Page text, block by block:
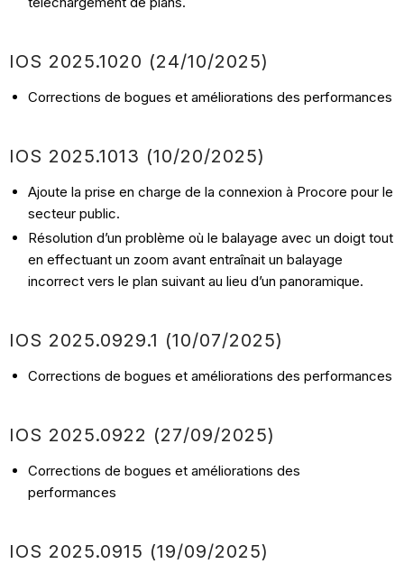
IOS 2025.1020 (24/10/2025)
Corrections de bogues et améliorations des performances
IOS 2025.1013 (10/20/2025)
Ajoute la prise en charge de la connexion à Procore pour le
secteur public.
Résolution d’un problème où le balayage avec un doigt tout
en effectuant un zoom avant entraînait un balayage
incorrect vers le plan suivant au lieu d’un panoramique.
IOS 2025.0929.1 (10/07/2025)
Corrections de bogues et améliorations des performances
IOS 2025.0922 (27/09/2025)
Corrections de bogues et améliorations des
performances
IOS 2025.0915 (19/09/2025)